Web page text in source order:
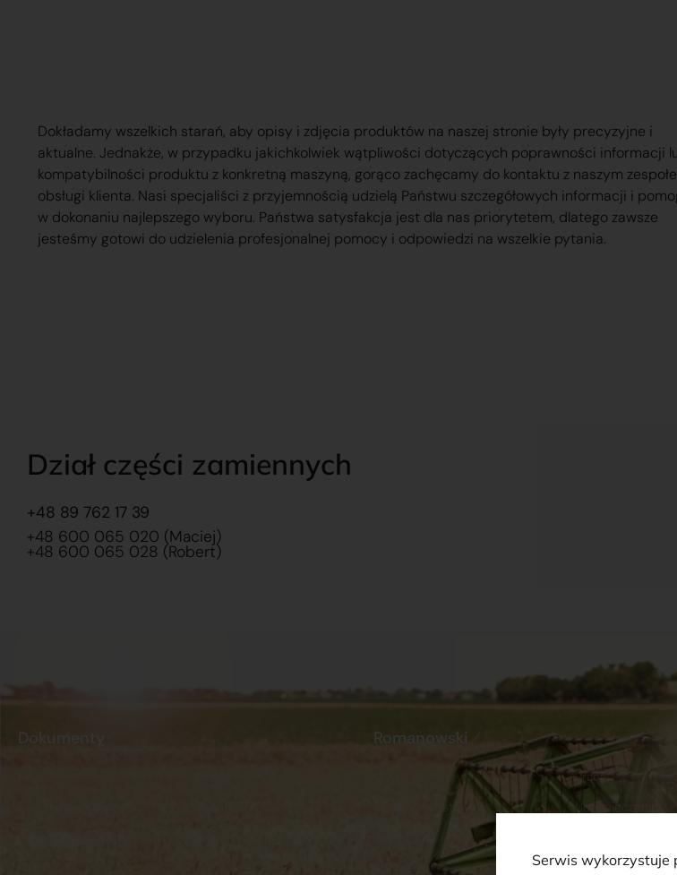
Dokładamy wszelkich starań, aby opisy i zdjęcia produktów na naszej stronie były precyzyjne i
aktualne. Jednakże, w przypadku jakichkolwiek wątpliwości dotyczących poprawności informacji
kompatybilności produktu z konkretną maszyną, gorąco zachęcamy do kontaktu z naszym
obsługi klienta. Nasi specjaliści z przyjemnością udzielą Państwu szczegółowych informacji i
w dokonaniu najlepszego wyboru. Państwa satysfakcja jest dla nas priorytetem, dlatego zawsze
jesteśmy gotowi do udzielenia profesjonalnej pomocy i odpowiedzi na wszelkie pytania.
Dział części zamiennych
+48 89 762 17 39
+48 600 065 020 (Maciej)
+48 600 065 028 (Robert)
Dokumenty Romanowski
Sklep internetowy
Praca
Ubezpieczenia
Serwis wykorzystuje